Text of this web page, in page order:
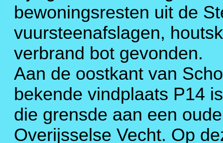
bewoningsresten uit de
vuursteenafslagen,
verbrand bot gevonden.
Aan de oostkant van
bekende vindplaats P14
die grensde aan een
Overijsselse Vecht. Op